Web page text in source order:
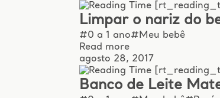
Limpar o nariz do
#0 a 1 ano#Meu bebê
Read more
agosto 28, 2017
Banco de Leite